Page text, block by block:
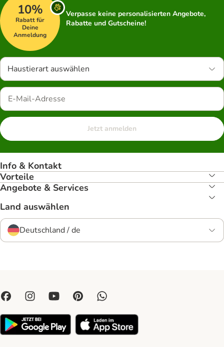
10%
Rabatt für
Deine
Anmeldung
Verpasse keine personalisierten Angebote,
Rabatte und Gutscheine!
Haustierart auswählen
Jetzt anmelden
Info & Kontakt
Vorteile
Angebote & Services
Land auswählen
Deutschland / de